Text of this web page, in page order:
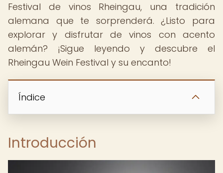
Festival de vinos Rheingau, una tradición
alemana que te sorprenderá. ¿Listo para
explorar y disfrutar de vinos con acento
alemán? ¡Sigue leyendo y descubre el
Rheingau Wein Festival y su encanto!
Índice
Introducción